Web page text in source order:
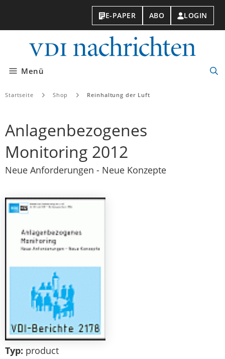
E-PAPER ABO LOGIN
Menü
Startseite Shop Reinhaltung der Luft
Anlagenbezogenes
Monitoring 2012
Neue Anforderungen - Neue Konzepte
Typ: product